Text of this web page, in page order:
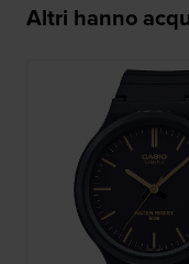
Altri hanno